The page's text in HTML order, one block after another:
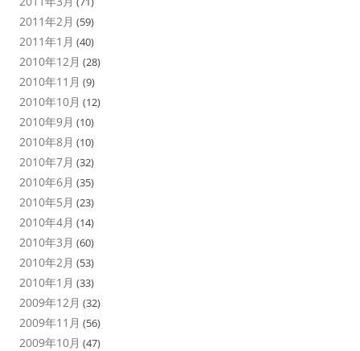
2011年2月 (59)
2011年1月 (40)
2010年12月 (28)
2010年11月 (9)
2010年10月 (12)
2010年9月 (10)
2010年8月 (10)
2010年7月 (32)
2010年6月 (35)
2010年5月 (23)
2010年4月 (14)
2010年3月 (60)
2010年2月 (53)
2010年1月 (33)
2009年12月 (32)
2009年11月 (56)
2009年10月 (47)